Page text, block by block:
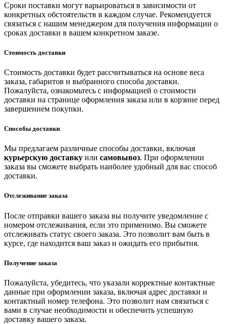
Сроки поставки могут варьироваться в зависимости от
конкретных обстоятельств в каждом случае. Рекомендуется
связаться с нашим менеджером для получения информации о
сроках доставки в вашем конкретном заказе.
Стоимость доставки
Стоимость доставки будет рассчитываться на основе веса
заказа, габаритов и выбранного способа доставки.
Пожалуйста, ознакомьтесь с информацией о стоимости
доставки на странице оформления заказа или в корзине перед
завершением покупки.
Способы доставки
Мы предлагаем различные способы доставки, включая
курьерскую доставку или самовывоз. При оформлении
заказа вы сможете выбрать наиболее удобный для вас способ
доставки.
Отслеживание заказа
После отправки вашего заказа вы получите уведомление с
номером отслеживания, если это применимо. Вы сможете
отслеживать статус своего заказа. Это позволит вам быть в
курсе, где находится ваш заказ и ожидать его прибытия.
Получение заказа
Пожалуйста, убедитесь, что указали корректные контактные
данные при оформлении заказа, включая адрес доставки и
контактный номер телефона. Это позволит нам связаться с
вами в случае необходимости и обеспечить успешную
доставку вашего заказа.